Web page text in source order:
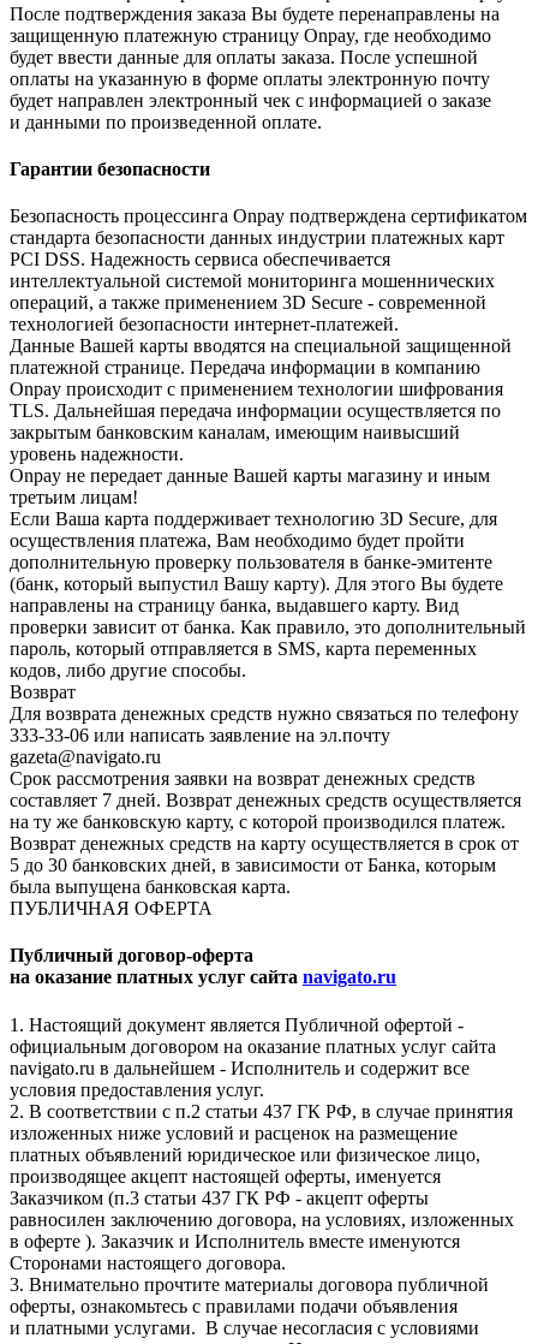
После подтверждения заказа Вы будете перенаправлены на
защищенную платежную страницу Onpay, где необходимо
будет ввести данные для оплаты заказа. После успешной
оплаты на указанную в форме оплаты электронную почту
будет направлен электронный чек с информацией о заказе
и данными по произведенной оплате.
Гарантии безопасности
Безопасность процессинга Onpay подтверждена сертификатом
стандарта безопасности данных индустрии платежных карт
PCI DSS. Надежность сервиса обеспечивается
интеллектуальной системой мониторинга мошеннических
операций, а также применением 3D Secure - современной
технологией безопасности интернет-платежей.
Данные Вашей карты вводятся на специальной защищенной
платежной странице. Передача информации в компанию
Onpay происходит с применением технологии шифрования
TLS. Дальнейшая передача информации осуществляется по
закрытым банковским каналам, имеющим наивысший
уровень надежности.
Onpay не передает данные Вашей карты магазину и иным
третьим лицам!
Если Ваша карта поддерживает технологию 3D Secure, для
осуществления платежа, Вам необходимо будет пройти
дополнительную проверку пользователя в банке-эмитенте
(банк, который выпустил Вашу карту). Для этого Вы будете
направлены на страницу банка, выдавшего карту. Вид
проверки зависит от банка. Как правило, это дополнительный
пароль, который отправляется в SMS, карта переменных
кодов, либо другие способы.
Возврат
Для возврата денежных средств нужно связаться по телефону
333-33-06 или написать заявление на эл.почту
gazeta@navigato.ru
Срок рассмотрения заявки на возврат денежных средств
составляет 7 дней. Возврат денежных средств осуществляется
на ту же банковскую карту, с которой производился платеж.
Возврат денежных средств на карту осуществляется в срок от
5 до 30 банковских дней, в зависимости от Банка, которым
была выпущена банковская карта.
ПУБЛИЧНАЯ ОФЕРТА
Публичный договор-оферта
на оказание платных услуг сайта navigato.ru
1. Настоящий документ является Публичной офертой -
официальным договором на оказание платных услуг сайта
navigato.ru в дальнейшем - Исполнитель и содержит все
условия предоставления услуг.
2. В соответствии с п.2 статьи 437 ГК РФ, в случае принятия
изложенных ниже условий и расценок на размещение
платных объявлений юридическое или физическое лицо,
производящее акцепт настоящей оферты, именуется
Заказчиком (п.3 статьи 437 ГК РФ - акцепт оферты
равносилен заключению договора, на условиях, изложенных
в оферте ). Заказчик и Исполнитель вместе именуются
Сторонами настоящего договора.
3. Внимательно прочтите материалы договора публичной
оферты, ознакомьтесь с правилами подачи объявления
и платными услугами. В случае несогласия с условиями